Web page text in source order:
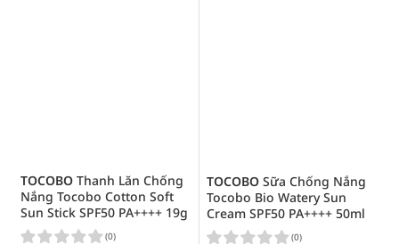
TOCOBO Thanh Lăn Chống
Nắng Tocobo Cotton Soft
Sun Stick SPF50 PA++++ 19g
(0)
TOCOBO Sữa Chống Nắng
Tocobo Bio Watery Sun
Cream SPF50 PA++++ 50ml
(0)